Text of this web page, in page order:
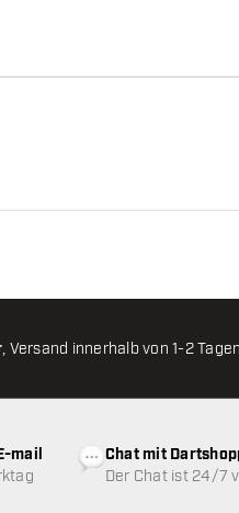
, Versand innerhalb von 1-2
mail Chat mit
Der Chat ist 24/7